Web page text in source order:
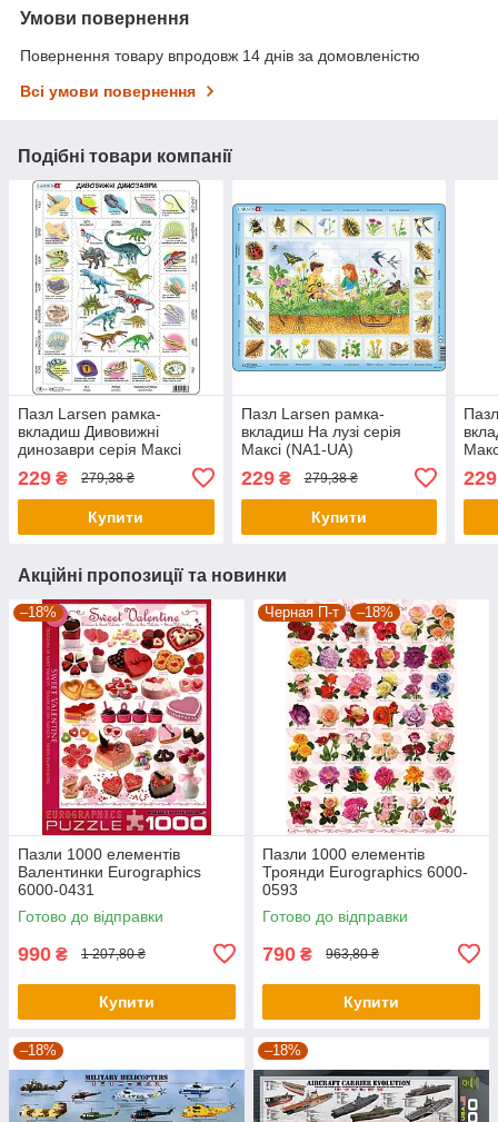
Умови повернення
Повернення товару впродовж 14 днів за домовленістю
Всі умови повернення
Подібні товари компанії
Пазл Larsen рамка-
вкладиш Дивовижні
динозаври серія Максі
229 ₴ 279,38 ₴
Купити
Пазл Larsen рамка-
вкладиш На лузі серія
Максі (NA1-UA)
229₴ 279,38 ₴
Купити
229
Акційні пропозиції та новинки
–18%
Пазли 1000 елементів
Валентинки Eurographics
6000-0431
Готово до відправки
990 ₴ 1 207,80 ₴
Купити
Черная П-т –18%
Пазли 1000 елементів
Троянди Eurographics 6000-
0593
Готово до відправки
790 ₴ 963,80 ₴
Купити
–18% –18%